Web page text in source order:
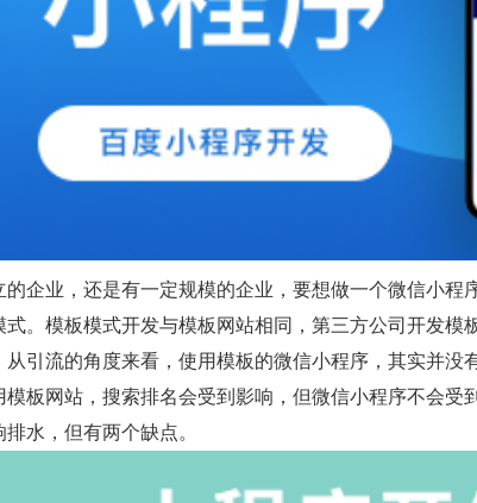
的企业，还是有一定规模的企业，要想做一个微信小程
式。模板模式开发与模板网站相同，第三方公司开发模
从引流的角度来看，使用模板的微信小程序，其实并没
模板网站，搜索排名会受到影响，但微信小程序不会受
水，但有两个缺点。